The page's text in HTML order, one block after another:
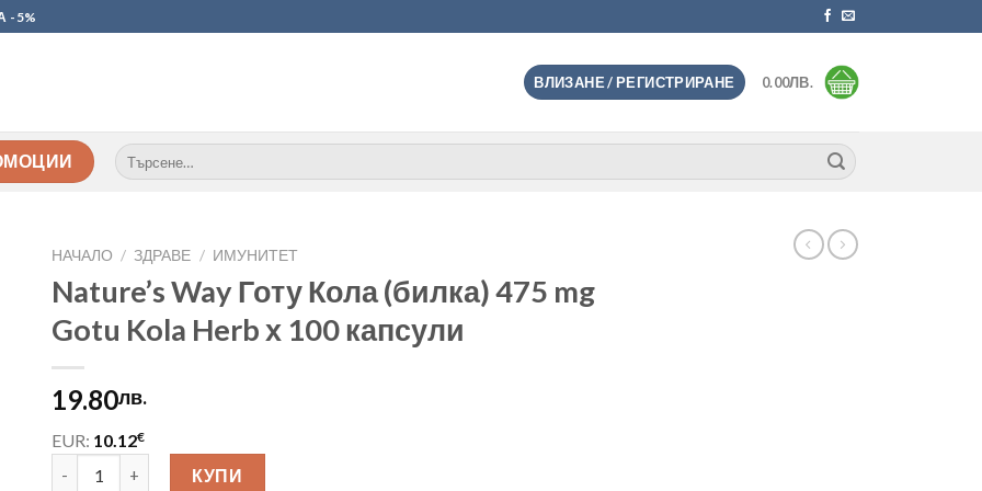
-5%
ВЛИЗАНЕ / РЕГИСТРИРАНЕ 0.00ЛВ.
Търсене
за:
НАЧАЛО / ЗДРАВЕ / ИМУНИТЕТ
Nature’s Way Готу Кола (билка) 475 mg
Gotu Kola Herb х 100 капсули
19.80лв.
EUR: 10.12€
количество за Nature’s Way Готу Кола (билка) 475 mg Gotu Kola Herb х 100 капсули
КУПИ